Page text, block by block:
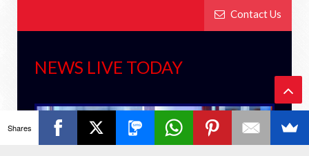
Contact Us
NEWS LIVE TODAY
Ba
ck
Shares